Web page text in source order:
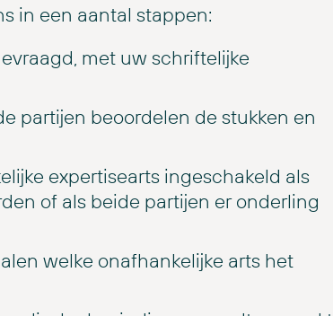
in een aantal stappen:
met uw schriftelijke
partijen beoordelen de stukken en
expertisearts ingeschakeld als
of als beide partijen er onderling
welke onafhankelijke arts het